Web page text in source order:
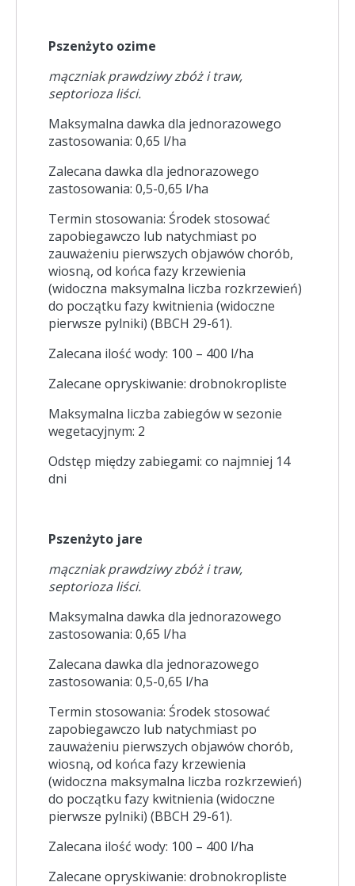
Pszenżyto ozime
mączniak prawdziwy zbóż i traw,
septorioza liści.
Maksymalna dawka dla jednorazowego
zastosowania: 0,65 l/ha
Zalecana dawka dla jednorazowego
zastosowania: 0,5-0,65 l/ha
Termin stosowania: Środek stosować
zapobiegawczo lub natychmiast po
zauważeniu pierwszych objawów chorób,
wiosną, od końca fazy krzewienia
(widoczna maksymalna liczba rozkrzewień)
do początku fazy kwitnienia (widoczne
pierwsze pylniki) (BBCH 29-61).
Zalecana ilość wody: 100 – 400 l/ha
Zalecane opryskiwanie: drobnokropliste
Maksymalna liczba zabiegów w sezonie
wegetacyjnym: 2
Odstęp między zabiegami: co najmniej 14
dni
Pszenżyto jare
mączniak prawdziwy zbóż i traw,
septorioza liści.
Maksymalna dawka dla jednorazowego
zastosowania: 0,65 l/ha
Zalecana dawka dla jednorazowego
zastosowania: 0,5-0,65 l/ha
Termin stosowania: Środek stosować
zapobiegawczo lub natychmiast po
zauważeniu pierwszych objawów chorób,
wiosną, od końca fazy krzewienia
(widoczna maksymalna liczba rozkrzewień)
do początku fazy kwitnienia (widoczne
pierwsze pylniki) (BBCH 29-61).
Zalecana ilość wody: 100 – 400 l/ha
Zalecane opryskiwanie: drobnokropliste